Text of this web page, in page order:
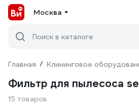
Москва
Поиск в каталоге
Главная / Клининговое
Фильтр для пылесоса
15 товаров